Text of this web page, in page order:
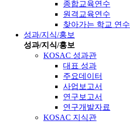
종합교육연수
원격교육연수
찾아가는 학교 연수
성과/지식/홍보
성과/지식/홍보
KOSAC 성과관
대표 성과
주요데이터
사업보고서
연구보고서
연구개발자료
KOSAC 지식관